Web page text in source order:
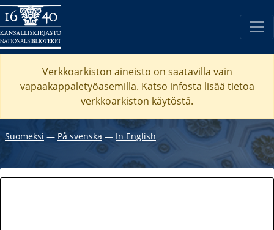
Verkkoarkiston aineisto on saatavilla vain
vapaakappaletyöasemilla. Katso infosta lisää tietoa
verkkoarkiston käytöstä.
Suomeksi ― På svenska ― In English